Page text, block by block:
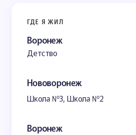
ГДЕ Я ЖИЛ
Воронеж
Детство
Нововоронеж
Школа №3, Школа №2
Воронеж